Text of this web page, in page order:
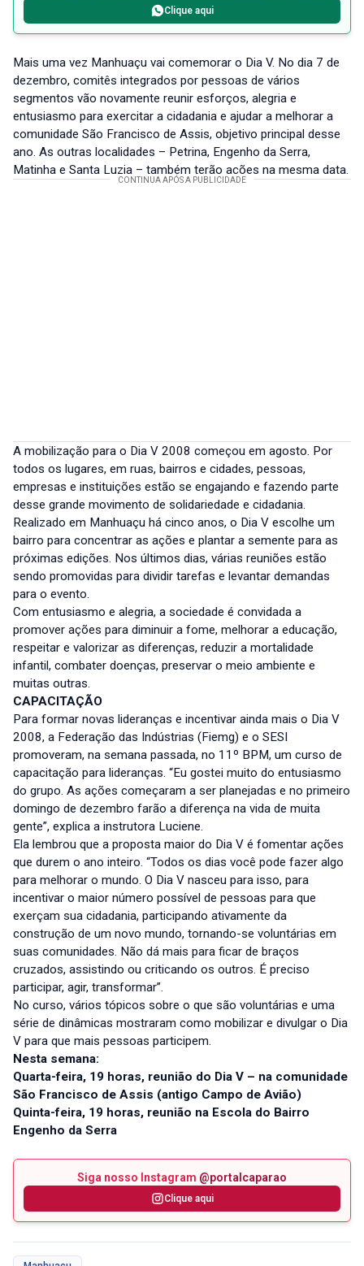
Clique aqui
Mais uma vez Manhuaçu vai comemorar o Dia V. No dia 7 de
dezembro, comitês integrados por pessoas de vários
segmentos vão novamente reunir esforços, alegria e
entusiasmo para exercitar a cidadania e ajudar a melhorar a
comunidade São Francisco de Assis, objetivo principal desse
ano. As outras localidades – Petrina, Engenho da Serra,
Matinha e Santa Luzia – também terão ações na mesma data.
A mobilização para o Dia V 2008 começou em agosto. Por
todos os lugares, em ruas, bairros e cidades, pessoas,
empresas e instituições estão se engajando e fazendo parte
desse grande movimento de solidariedade e cidadania.
Realizado em Manhuaçu há cinco anos, o Dia V escolhe um
bairro para concentrar as ações e plantar a semente para as
próximas edições. Nos últimos dias, várias reuniões estão
sendo promovidas para dividir tarefas e levantar demandas
para o evento.
Com entusiasmo e alegria, a sociedade é convidada a
promover ações para diminuir a fome, melhorar a educação,
respeitar e valorizar as diferenças, reduzir a mortalidade
infantil, combater doenças, preservar o meio ambiente e
muitas outras.
CAPACITAÇÃO
Para formar novas lideranças e incentivar ainda mais o Dia V
2008, a Federação das Indústrias (Fiemg) e o SESI
promoveram, na semana passada, no 11º BPM, um curso de
capacitação para lideranças. “Eu gostei muito do entusiasmo
do grupo. As ações começaram a ser planejadas e no primeiro
domingo de dezembro farão a diferença na vida de muita
gente”, explica a instrutora Luciene.
Ela lembrou que a proposta maior do Dia V é fomentar ações
que durem o ano inteiro. “Todos os dias você pode fazer algo
para melhorar o mundo. O Dia V nasceu para isso, para
incentivar o maior número possível de pessoas para que
exerçam sua cidadania, participando ativamente da
construção de um novo mundo, tornando-se voluntárias em
suas comunidades. Não dá mais para ficar de braços
cruzados, assistindo ou criticando os outros. É preciso
participar, agir, transformar”.
No curso, vários tópicos sobre o que são voluntárias e uma
série de dinâmicas mostraram como mobilizar e divulgar o Dia
V para que mais pessoas participem.
Nesta semana:
Quarta-feira, 19 horas, reunião do Dia V – na comunidade
São Francisco de Assis (antigo Campo de Avião)
Quinta-feira, 19 horas, reunião na Escola do Bairro
Engenho da Serra
Siga nosso Instagram @portalcaparao
Clique aqui